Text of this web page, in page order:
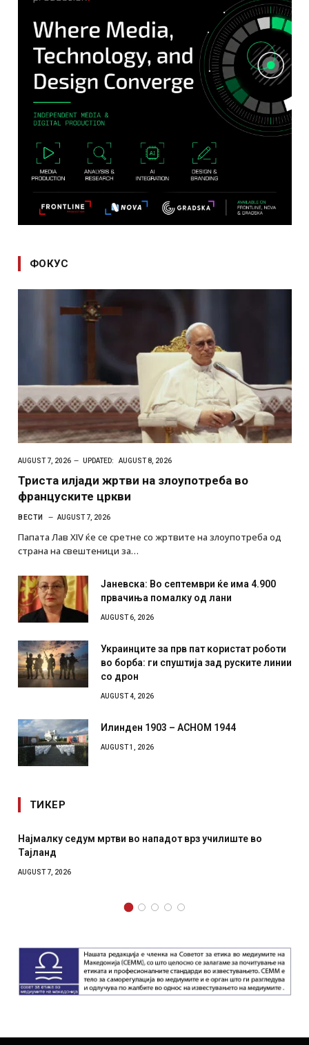
ФОКУС
AUGUST 7, 2026 UPDATED: AUGUST 8, 2026
Триста илјади жртви на злоупотреба во
француските цркви
ВЕСТИ AUGUST 7, 2026
Папата Лав XIV ќе се сретне со жртвите на злоупотреба од
страна на свештеници за…
Јаневска: Во септември ќе има 4.900
првачиња помалку од лани
AUGUST 6, 2026
Украинците за прв пат користат роботи
во борба: ги спуштија зад руските линии
со дрон
AUGUST 4, 2026
Илинден 1903 – АСНОМ 1944
AUGUST 1, 2026
ТИКЕР
во нападот врз училиште во
СОЗИС: Украинците